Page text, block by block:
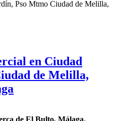
en Ciudad
de Melilla,